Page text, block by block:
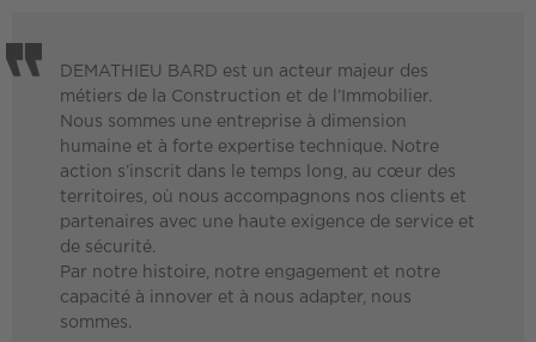
DEMATHIEU BARD est un acteur majeur des
métiers de la Construction et de l’Immobilier.
Nous sommes une entreprise à dimension
humaine et à forte expertise technique. Notre
action s’inscrit dans le temps long, au cœur des
territoires, où nous accompagnons nos clients et
partenaires avec une haute exigence de service et
de sécurité.
Par notre histoire, notre engagement et notre
capacité à innover et à nous adapter, nous
sommes.